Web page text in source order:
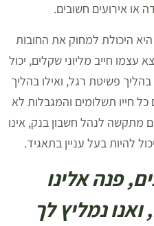
או אירועים חשובים.
היכולת למחוק את החובות
חייב מליוני שקלים, יכול
פשיטת רגל, ואילו בהליך
חייו תשלומים והמגבלות לא
לנהל חשבון בנק, אינו
להיות בעל עניין בתאגיד.
פנה אלינו
נמליץ לך